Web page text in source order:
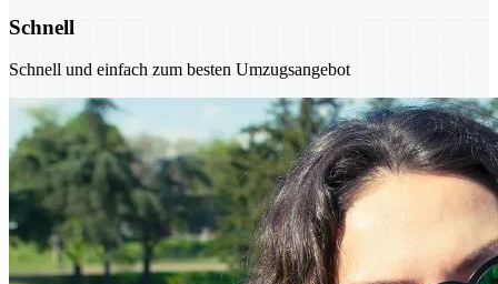
Schnell
Schnell und einfach zum besten Umzugsangebot